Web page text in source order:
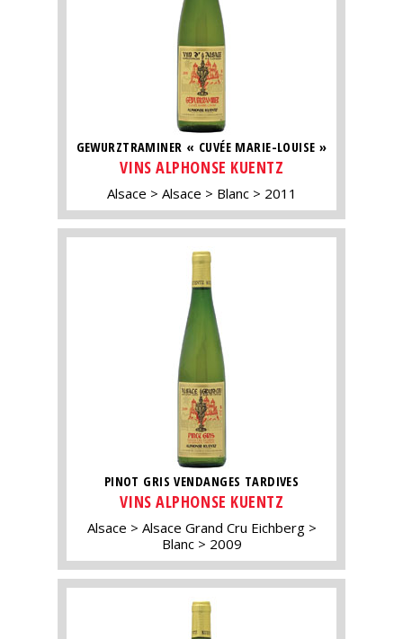
GEWURZTRAMINER « CUVÉE MARIE-LOUISE »
VINS ALPHONSE KUENTZ
Alsace Alsace Blanc 2011
PINOT GRIS VENDANGES TARDIVES
VINS ALPHONSE KUENTZ
Alsace
Alsace Grand Cru Eichberg
Blanc
2009